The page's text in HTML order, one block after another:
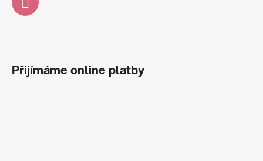
Přijímáme online platby